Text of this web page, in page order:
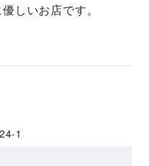
しいお店です。
1